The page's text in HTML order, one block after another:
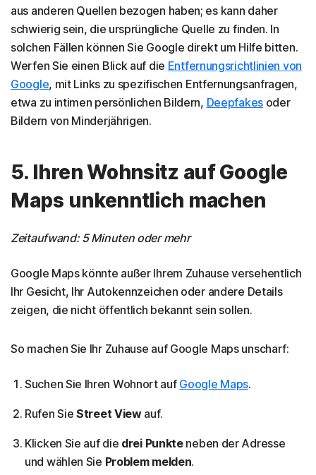
aus anderen Quellen bezogen haben; es kann daher
schwierig sein, die ursprüngliche Quelle zu finden. In
solchen Fällen können Sie Google direkt um Hilfe bitten.
Werfen Sie einen Blick auf die Entfernungsrichtlinien von
Google, mit Links zu spezifischen Entfernungsanfragen,
etwa zu intimen persönlichen Bildern, Deepfakesoder
Bildern von Minderjährigen.
5. Ihren Wohnsitz auf Google
Maps unkenntlich machen
Zeitaufwand: 5 Minuten oder mehr
Google Maps könnte außer Ihrem Zuhause versehentlich
Ihr Gesicht, Ihr Autokennzeichen oder andere Details
zeigen, die nicht öffentlich bekannt sein sollen.
So machen Sie Ihr Zuhause auf Google Maps unscharf:
Suchen Sie Ihren Wohnort auf Google Maps.
Rufen Sie Street Viewauf.
Klicken Sie auf die drei Punkteneben der Adresse
und wählen Sie Problem melden.